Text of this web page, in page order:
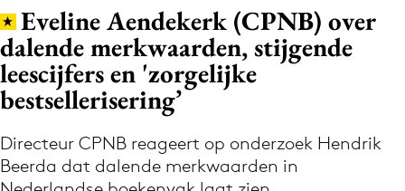
Download de app
Volg het laatste nieuws via de Adformatie
Nieuws app
Eveline Aendekerk (CPNB) over
dalende merkwaarden, stijgende
leescijfers en 'zorgelijke
bestsellerisering’
Directeur CPNB reageert op onderzoek Hendrik
Beerda dat dalende merkwaarden in